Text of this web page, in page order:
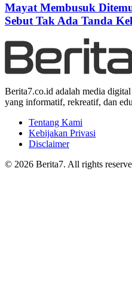
Mayat Membusuk
Sebut Tak Ada Tanda
Berita7.co.id adalah media
yang informatif, rekreatif, dan
Tentang Kami
Kebijakan Privasi
Disclaimer
© 2026 Berita7. All rights